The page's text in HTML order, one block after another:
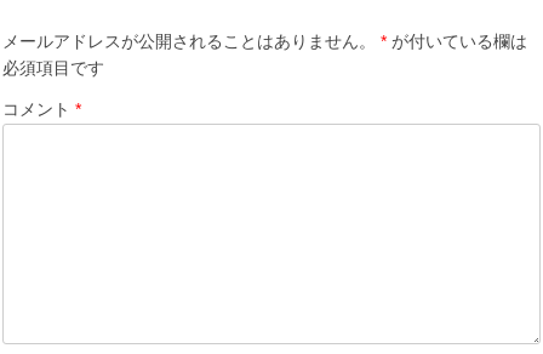
シ
ョ
メールアドレスが公開されることはありません。 * が付いている欄は
必須項目です
コメント *